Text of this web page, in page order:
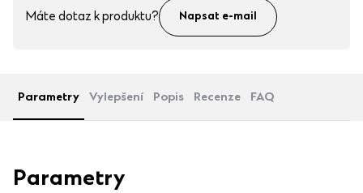
Máte dotaz k produktu? Napsat e-mail
Parametry Vylepšení Popis Recenze FAQ
Parametry